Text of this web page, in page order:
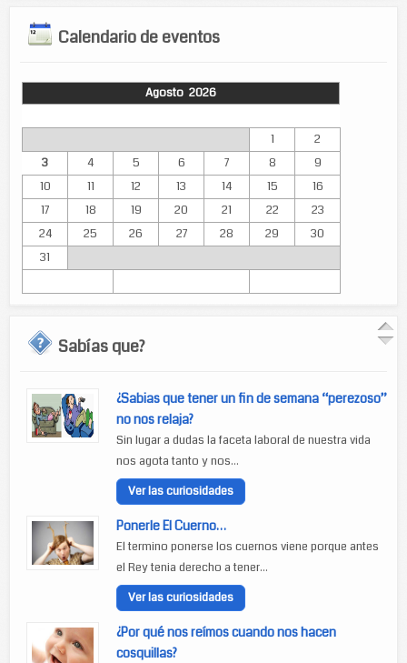
Calendario de eventos
Agosto 2026
1
2
3
4 5 6 7 8
9
10
11 12 13 14 15
16
17
18 19 20 21 22
23
24
25 26 27 28 29
30
31
Sabías que?
¿Sabias que tener un fin de semana “perezoso”
no nos relaja?
Sin lugar a dudas la faceta laboral de nuestra vida
nos agota tanto y nos...
Ver las curiosidades
Ponerle El Cuerno…
El termino ponerse los cuernos viene porque antes
el Rey tenia derecho a tener...
Ver las curiosidades
¿Por qué nos reímos cuando nos hacen
cosquillas?